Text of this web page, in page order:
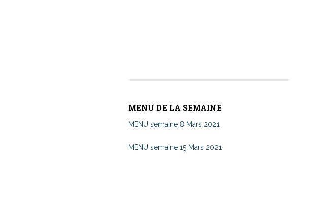
MENU DE LA SEMAINE
MENU semaine 8 Mars 2021
MENU semaine 15 Mars 2021